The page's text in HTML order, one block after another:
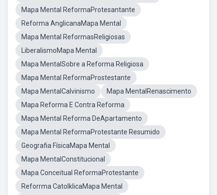
Mapa Mental ReformaProtesantante
Reforma AnglicanaMapa Mental
Mapa Mental ReformasReligiosas
LiberalismoMapa Mental
Mapa MentalSobre a Reforma Religiosa
Mapa Mental ReformaProstestante
Mapa MentalCalvinismo
Mapa MentalRenascimento
Mapa Reforma E Contra Reforma
Mapa Mental Reforma DeApartamento
Mapa Mental ReformaProtestante Resumido
Geografia FísicaMapa Mental
Mapa MentalConstitucional
Mapa Conceitual ReformaProtestante
Reforrma CatolklicaMapa Mental